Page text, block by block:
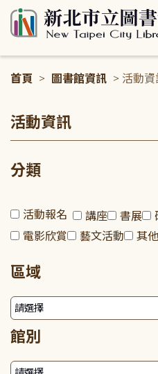
首頁 > 圖書館資訊 > 活動資
活動資訊
分類
活動報名 講座 書展
電影欣賞
藝文活動 其
區域
館別